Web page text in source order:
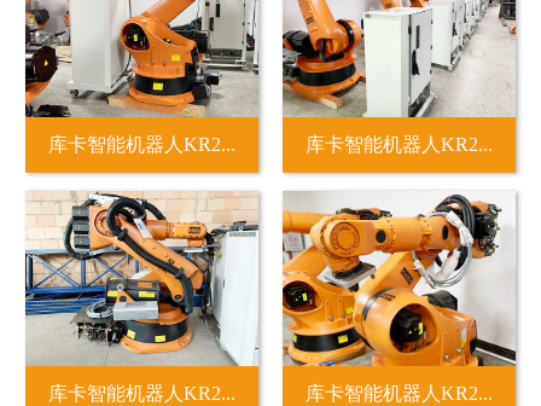
库卡智能机器人KR2... 库卡智能机器人KR2...
库卡智能机器人KR2... 库卡智能机器人KR2...